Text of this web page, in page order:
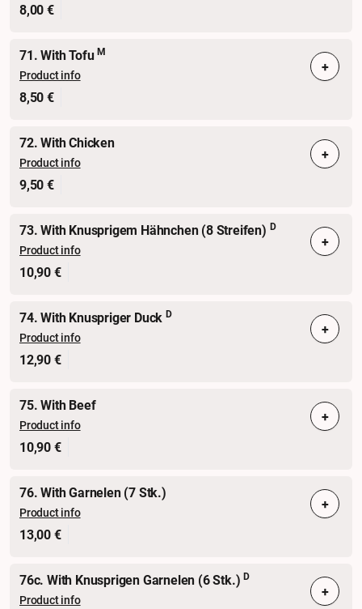
8,00 €
71. With TofuM
Product info
8,50 €
+
72. With Chicken
Product info
9,50 €
+
73. With Knusprigem Hähnchen (8 Streifen) D
Product info
10,90 €
+
74. With Knuspriger Duck D
Product info
12,90 €
+
75. With Beef
Product info
10,90 €
+
76. With Garnelen (7 Stk.)
Product info
13,00 €
+
76c. With Knusprigen Garnelen (6 Stk.)D
Product info +